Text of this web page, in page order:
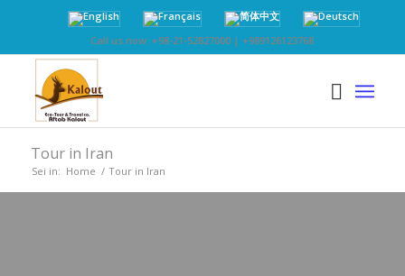
Call us now: +98-21-52827000 | +989126123768
Tour in Iran
Sei in: Home / Tour in Iran